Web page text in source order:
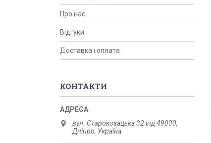
Про нас
Відгуки
Доставка і оплата
КОНТАКТИ
вул. Старокозацька 32 інд 49000,
Дніпро, Україна